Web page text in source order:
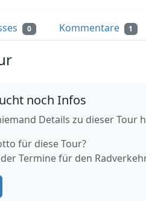
0 Kommentare 1
noch Infos
Details zu dieser Tour
für diese Tour?
Termine für den